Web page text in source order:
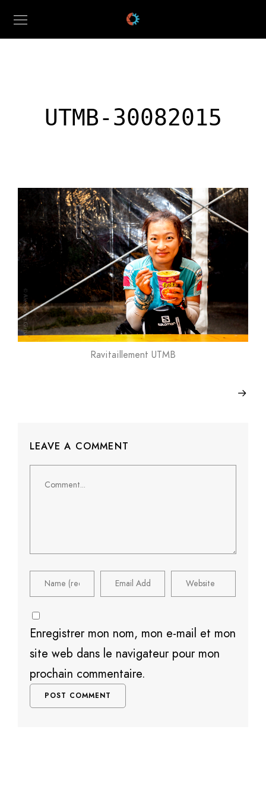
UTMB-30082015
Ravitaillement UTMB
LEAVE A COMMENT
Enregistrer mon nom, mon e-mail et mon
site web dans le navigateur pour mon
prochain commentaire.